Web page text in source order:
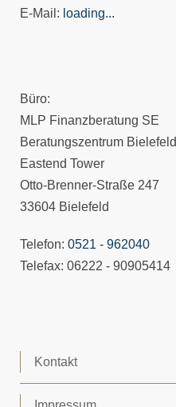
E-Mail: loading...
Büro:
MLP Finanzberatung SE
Beratungszentrum Bielefeld
Eastend Tower
Otto-Brenner-Straße 247
33604 Bielefeld
Telefon: 0521 - 962040
Telefax: 06222 - 90905414
Kontakt